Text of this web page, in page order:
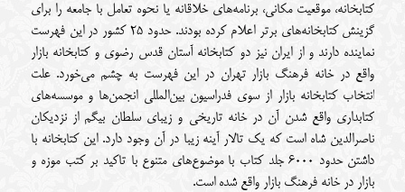
کتابخانه، موقعیت مکانی، برنامه‌های خلاقانه یا نحوه تعامل با جامعه را برای
گزینش کتابخانه‌های برتر اعلام کرده بودند. حدود 25 کشور در این فهرست
نماینده دارند و از ایران نیز دو کتابخانه آستان قدس رضوی و کتابخانه بازار
واقع در خانه فرهنگ بازار تهران در این فهرست به چشم می‌خورد. علت
انتخاب کتابخانه بازار از سوی فدراسیون بین‌المللی انجمن‌ها و موسسه‌های
کتابداری واقع شدن آن در خانه تاریخی و زیبای سلطان بیگم از نزدیکان
ناصرالدین شاه است که یک تالار آینه زیبا در آن وجود دارد. این کتابخانه با
داشتن حدود 6000 جلد کتاب با موضوع‌های متنوع با تاکید بر کتب موزه و
بازار در خانه فرهنگ بازار واقع شده است.